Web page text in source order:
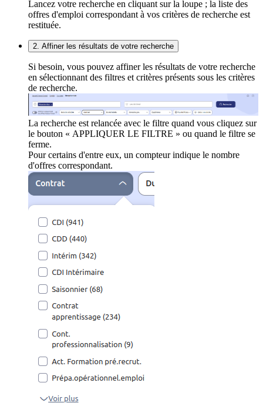
Lancez votre recherche en cliquant sur la loupe ; la liste des
offres d'emploi correspondant à vos critères de recherche est
restituée.
2. Affiner les résultats de votre recherche
Si besoin, vous pouvez affiner les résultats de votre recherche
en sélectionnant des filtres et critères présents sous les critères
de recherche.
La recherche est relancée avec le filtre quand vous cliquez sur
le bouton « APPLIQUER LE FILTRE » ou quand le filtre se
ferme.
Pour certains d'entre eux, un compteur indique le nombre
d'offres correspondant.